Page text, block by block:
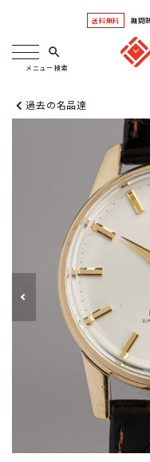
送料無料 期間
search
過去の名品達